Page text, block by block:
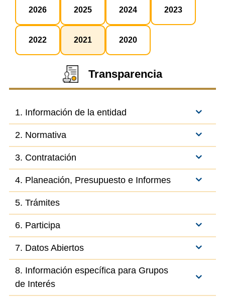
2026 2025 2024 2023
2022 2021 2020
Transparencia
1. Información de la entidad
2. Normativa
3. Contratación
4. Planeación, Presupuesto e Informes
5. Trámites
6. Participa
7. Datos Abiertos
8. Información específica para Grupos
de Interés